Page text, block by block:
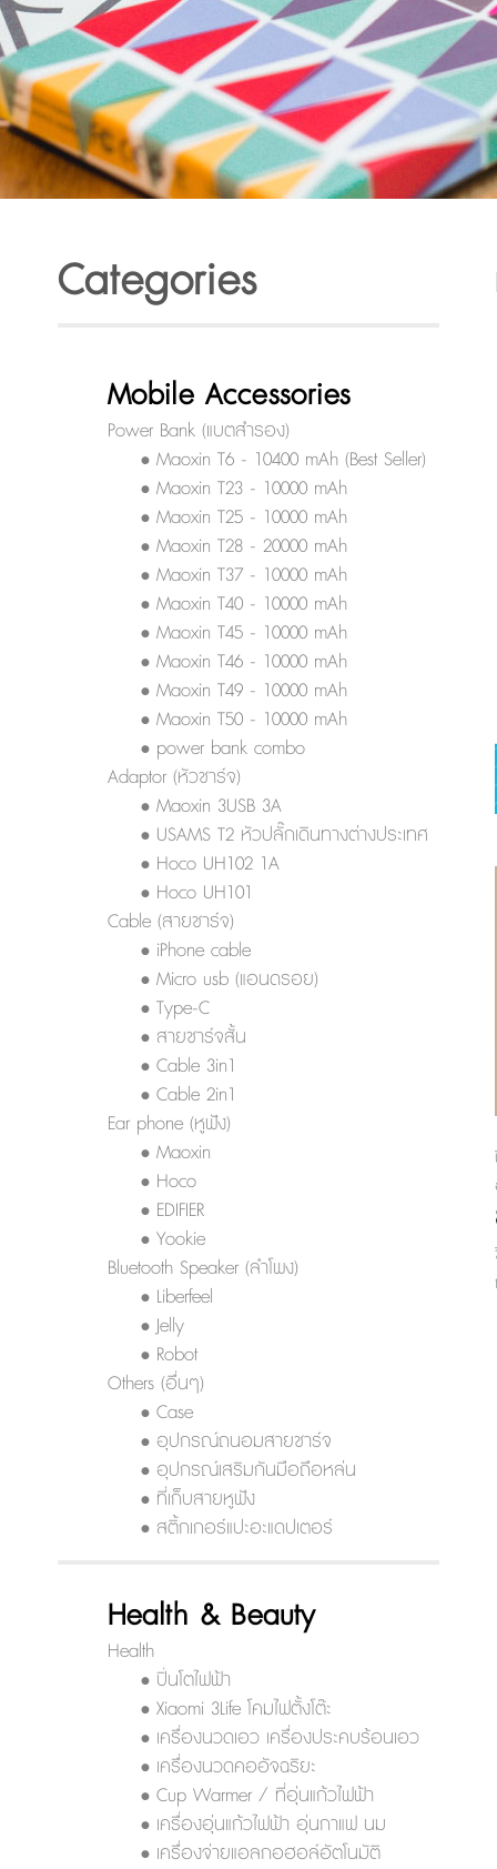
Categories
Mobile Accessories
Power Bank (แบตสำรอง)
• Maoxin T6 - 10400 mAh (Best Seller)
• Maoxin T23 - 10000 mAh
• Maoxin T25 - 10000 mAh
• Maoxin T28 - 20000 mAh
• Maoxin T37 - 10000 mAh
• Maoxin T40 - 10000 mAh
• Maoxin T45 - 10000 mAh
• Maoxin T46 - 10000 mAh
• Maoxin T49 - 10000 mAh
• Maoxin T50 - 10000 mAh
• power bank combo
Adaptor (หัวชาร์จ)
• Maoxin 3USB 3A
• USAMS T2 หัวปลั๊กเดินทางต่างประเทศ
• Hoco UH102 1A
• Hoco UH101
Cable (สายชาร์จ)
• iPhone cable
• Micro usb (แอนดรอย)
• Type-C
• สายชาร์จสั้น
• Cable 3in1
• Cable 2in1
Ear phone (หูฟัง)
• Maoxin
• Hoco
• EDIFIER
• Yookie
Bluetooth Speaker (ลำโพง)
• Liberfeel
• Jelly
• Robot
Others (อื่นๆ)
• Case
• อุปกรณ์ถนอมสายชาร์จ
• อุปกรณ์เสริมกันมือถือหล่น
• ที่เก็บสายหูฟัง
• สติ้กเกอร์แปะอะแดปเตอร์
Health & Beauty
Health
• ปิ่นโตไฟฟ้า
• Xiaomi 3Life โคมไฟตั้งโต๊ะ
• เครื่องนวดเอว เครื่องประคบร้อนเอว
• เครื่องนวดคออัจฉริยะ
• Cup Warmer / ที่อุ่นแก้วไฟฟ้า
• เครื่องอุ่นแก้วไฟฟ้า อุ่นกาแฟ นม
• เครื่องจ่ายแอลกอฮอล์อัตโนมัติ